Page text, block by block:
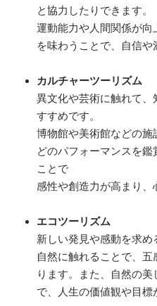
と協力したりできます。
運動能力や人間関係が
を味わうことで、自信や
カルチャーツーリズム
異文化や芸術に触れて
すすめです。
博物館や美術館などの
どのパフォーマンスを
ことで
感性や創造力が高まり、
エコツーリズム
新しい発見や感動を求め
自然に触れることで、
ります。また、自然の
で、人生の価値観や目標